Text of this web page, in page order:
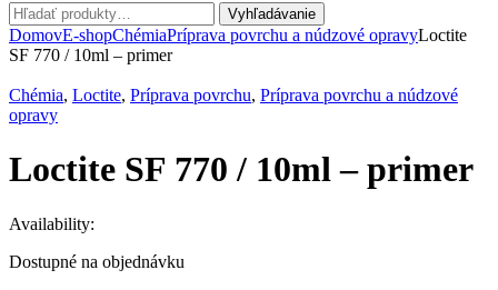
Hľadať:
Vyhľadávanie
DomovE-shopChémiaPríprava povrchu a núdzové opravyLoctite
SF 770 / 10ml – primer
Chémia, Loctite, Príprava povrchu, Príprava povrchu a núdzové
opravy
Loctite SF 770 / 10ml – primer
Availability:
Dostupné na objednávku